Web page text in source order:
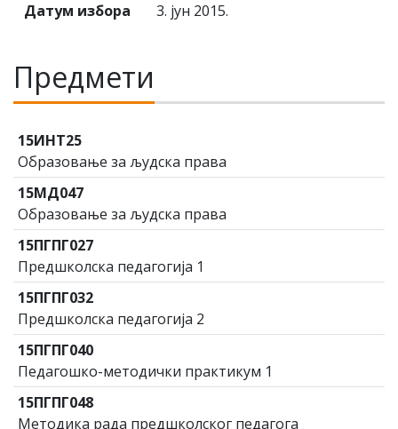
Датум избора 3. јун 2015.
Предмети
15ИНТ25
Образовање за људска права
15МД047
Образовање за људска права
15ПГПГ027
Предшколска педагогија 1
15ПГПГ032
Предшколска педагогија 2
15ПГПГ040
Педагошко-методички практикум 1
15ПГПГ048
Методика рада предшколског педагога